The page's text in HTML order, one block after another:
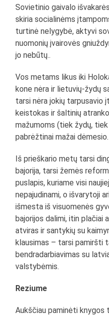
Sovietinio gaivalo
skiria socialinėms
turtinė nelygybė, aktyvi
nuomonių įvairovės
jo nebūtų..
Vos metams likus iki
kone nėra ir lietuvių-žydų
tarsi nėra jokių tarpusavio
keistokas ir šaltinių
mažumoms (tiek žydų,
pabrėžtinai mažai dėmesio.
Iš prieškario metų tarsi
bajorija, tarsi žemės
puslapis, kuriame visi
nepajudinami, o išvarytoji
išmesta iš visuomenės
bajorijos dalimi, itin plačiai
atviras ir santykių su
klausimas – tarsi pamiršti
bendradarbiavimas su
valstybėmis.
Reziume
Aukščiau paminėti knygos